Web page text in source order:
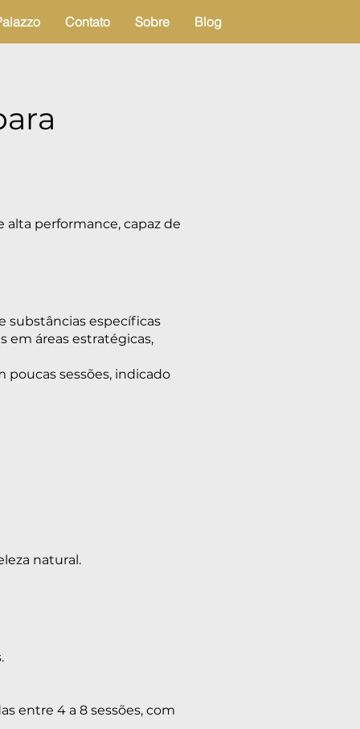
Contato Sobre Blog
performance, capaz de
substâncias específicas
em áreas estratégicas,
sessões, indicado
natural.
entre 4 a 8 sessões, com